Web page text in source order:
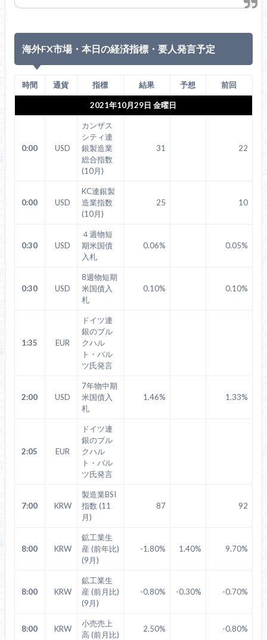
海外FX市場・本日の経済指標・要人発言予定
時間 通貨 指標 結果 予想 前回
2021年10月29日 金曜日
0:00 USD
カンザス
シティ連
銀製造業
総合指数
(10月)
31 22
0:00 USD
KC連銀製
造業指数
(10月)
25 10
0:30 USD
４週物短
期米国債
入札
0.06% 0.05%
0:30 USD
8週物短期
米国債入
札
0.10% 0.10%
1:35 EUR
ドイツ連
銀のブル
クハル
ト・バル
ツ氏発言
2:00 USD
7年物中期
米国債入
札
1.46% 1.33%
2:05 EUR
ドイツ連
銀のブル
クハル
ト・バル
ツ氏発言
7:00 KRW
製造業BSI
指数 (11
月)
87 92
8:00 KRW
鉱工業生
産 (前年比)
(9月)
-1.80% 1.40% 9.70%
8:00 KRW
鉱工業生
産 (前月比)
(9月)
-0.80% -0.30% -0.70%
8:00 KRW
小売売上
高 (前月比)
2.50% -0.80%